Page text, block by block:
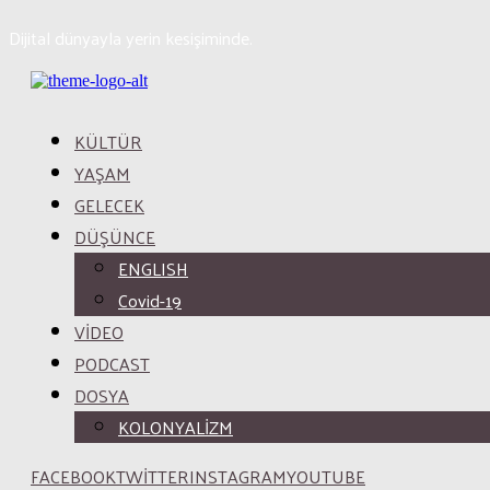
KÜLTÜR
YAŞAM
GELECEK
DÜŞÜNCE
ENGLISH
Covid-19
VİDEO
PODCAST
DOSYA
KOLONYALİZM
FACEBOOKTWITTERINSTAGRAMYOUTUBE